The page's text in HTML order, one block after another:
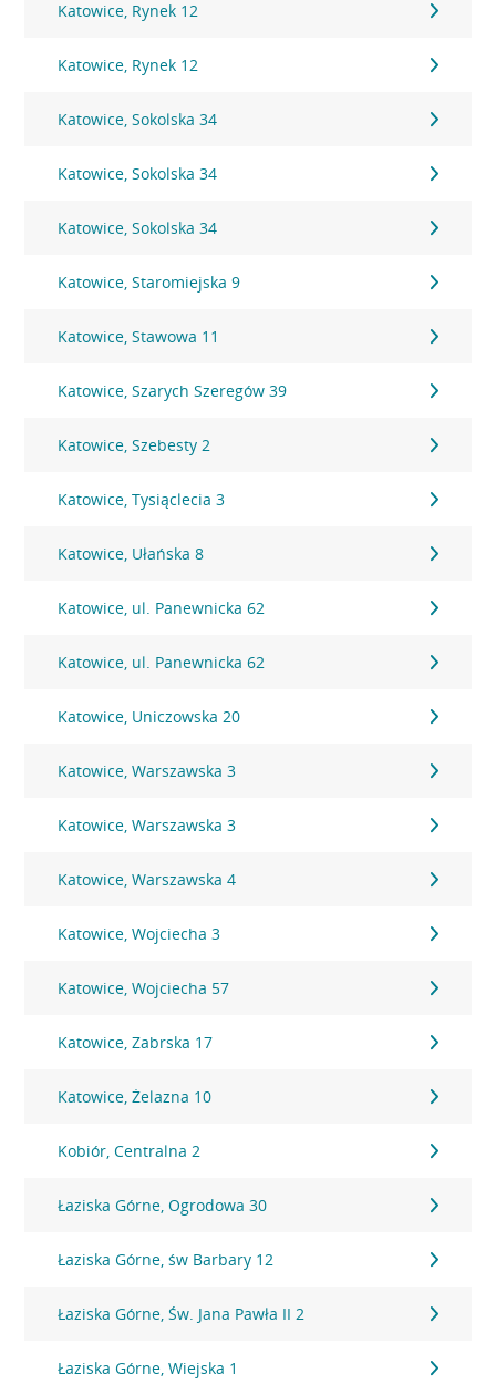
Katowice, Rynek 12
Katowice, Rynek 12
Katowice, Sokolska 34
Katowice, Sokolska 34
Katowice, Sokolska 34
Katowice, Staromiejska 9
Katowice, Stawowa 11
Katowice, Szarych Szeregów 39
Katowice, Szebesty 2
Katowice, Tysiąclecia 3
Katowice, Ułańska 8
Katowice, ul. Panewnicka 62
Katowice, ul. Panewnicka 62
Katowice, Uniczowska 20
Katowice, Warszawska 3
Katowice, Warszawska 3
Katowice, Warszawska 4
Katowice, Wojciecha 3
Katowice, Wojciecha 57
Katowice, Zabrska 17
Katowice, Żelazna 10
Kobiór, Centralna 2
Łaziska Górne, Ogrodowa 30
Łaziska Górne, św Barbary 12
Łaziska Górne, Św. Jana Pawła II 2
Łaziska Górne, Wiejska 1